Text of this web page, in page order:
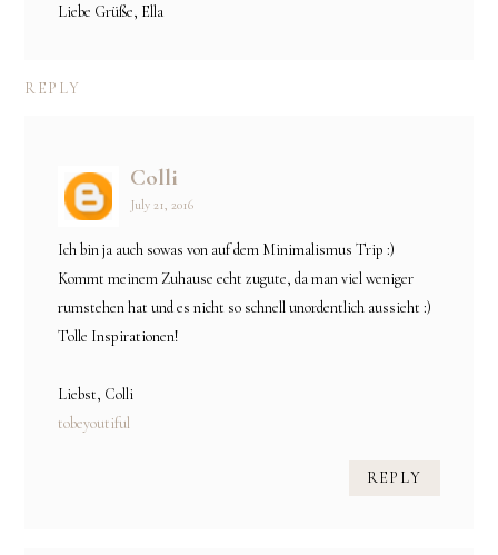
Liebe Grüße, Ella
REPLY
Colli
July 21, 2016
Ich bin ja auch sowas von auf dem Minimalismus Trip :)
Kommt meinem Zuhause echt zugute, da man viel weniger
rumstehen hat und es nicht so schnell unordentlich aussieht :)
Tolle Inspirationen!
Liebst, Colli
tobeyoutiful
REPLY